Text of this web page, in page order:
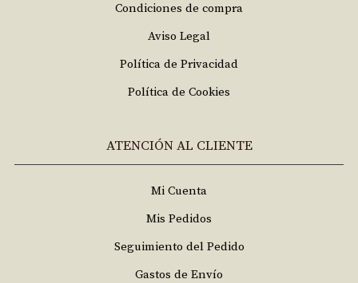
Condiciones de compra
Aviso Legal
Política de Privacidad
Política de Cookies
ATENCIÓN AL CLIENTE
Mi Cuenta
Mis Pedidos
Seguimiento del Pedido
Gastos de Envío